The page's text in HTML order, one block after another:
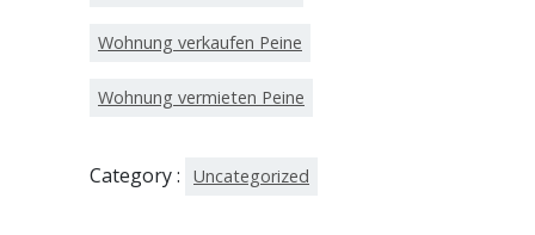
Wohnung verkaufen Peine
Wohnung vermieten Peine
Category : Uncategorized